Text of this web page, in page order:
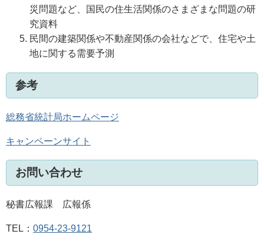
災問題など、国民の住生活関係のさまざまな問題の研
究資料
民間の建築関係や不動産関係の会社などで、住宅や土
地に関する需要予測
参考
総務省統計局ホームページ
キャンペーンサイト
お問い合わせ
秘書広報課 広報係
TEL： 0954-23-9121